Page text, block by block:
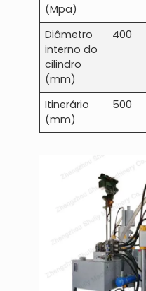
(Mpa)
Diâmetro
interno do
cilindro
(mm)
400
Itinerário
(mm)
500